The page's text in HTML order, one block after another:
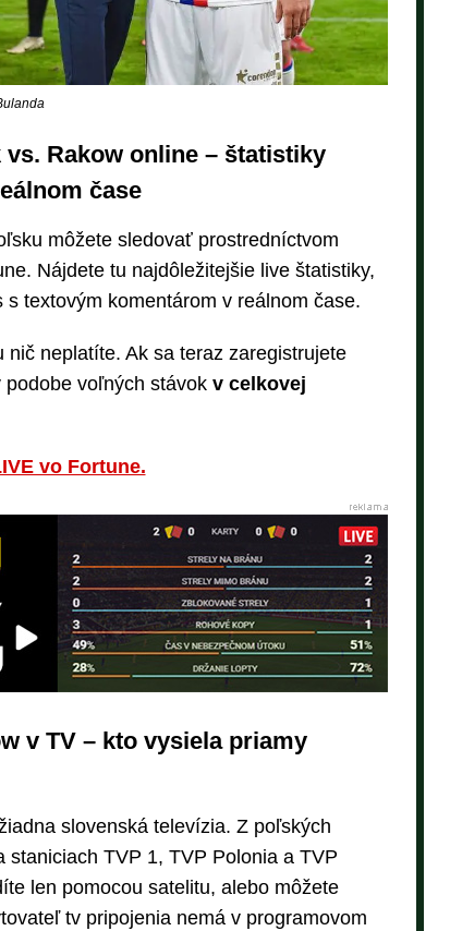
Rakow online – štatistiky
čase
môžete sledovať prostredníctvom
Nájdete tu najdôležitejšie live štatistiky,
textovým komentárom v reálnom čase.
neplatíte. Ak sa teraz zaregistrujete
voľných stávok v celkovej
vo Fortune.
v TV – kto vysiela priamy
slovenská televízia. Z poľských
TVP 1, TVP Polonia a TVP
len pomocou satelitu, alebo môžete
tv pripojenia nemá v programovom